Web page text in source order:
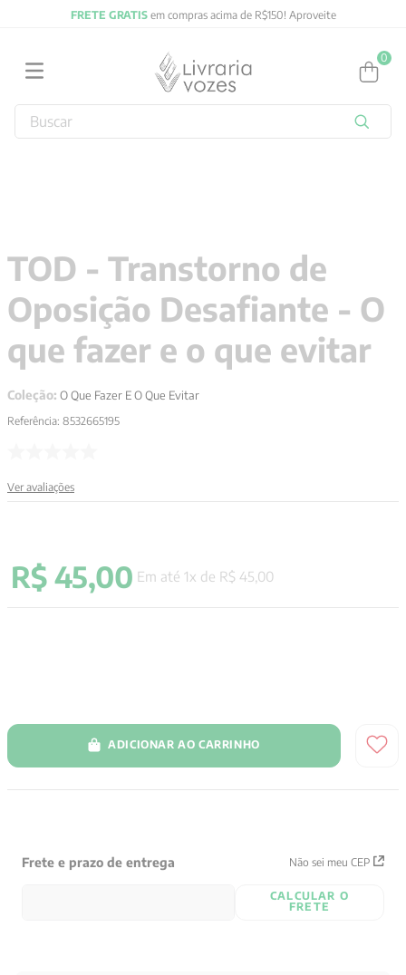
FRETE GRATISem compras acima de R$150! Aproveite
0
Buscar
TOD - Transtorno de
Oposição Desafiante - O
que fazer e o que evitar
Coleção: O Que Fazer E O Que Evitar
Referência: 8532665195
Ver avaliações
R$ 45,00 Em até 1x de R$ 45 00
ADICIONAR AO CARRINHO
Frete e prazo de entrega Não sei meu CEP
CALCULAR O
FRETE
4 º jung
5º byung chul han
pré venda
7º biblia
8º anselm grun
9º